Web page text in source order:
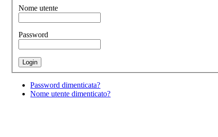
Nome utente
Password
Password dimenticata?
Nome utente dimenticato?